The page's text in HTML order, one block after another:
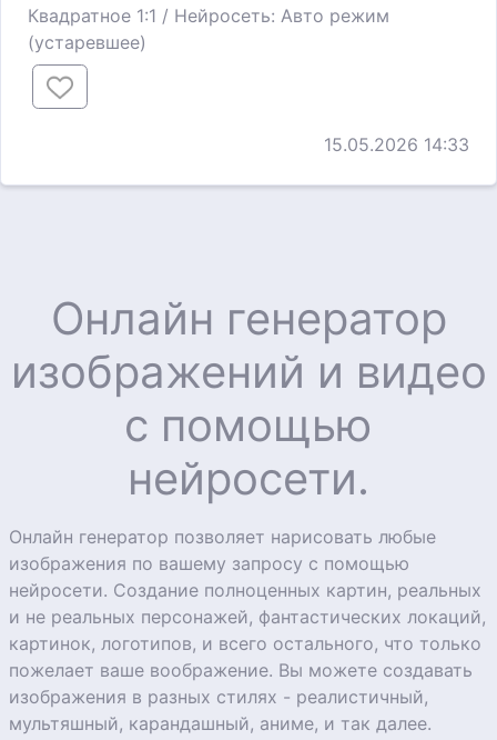
Квадратное 1:1 / Нейросеть: Авто режим
(устаревшее)
15.05.2026 14:33
Онлайн генератор
изображений и видео
с помощью
нейросети.
Онлайн генератор позволяет нарисовать любые
изображения по вашему запросу с помощью
нейросети. Создание полноценных картин, реальных
и не реальных персонажей, фантастических локаций,
картинок, логотипов, и всего остального, что только
пожелает ваше воображение. Вы можете создавать
изображения в разных стилях - реалистичный,
мультяшный, карандашный, аниме, и так далее.